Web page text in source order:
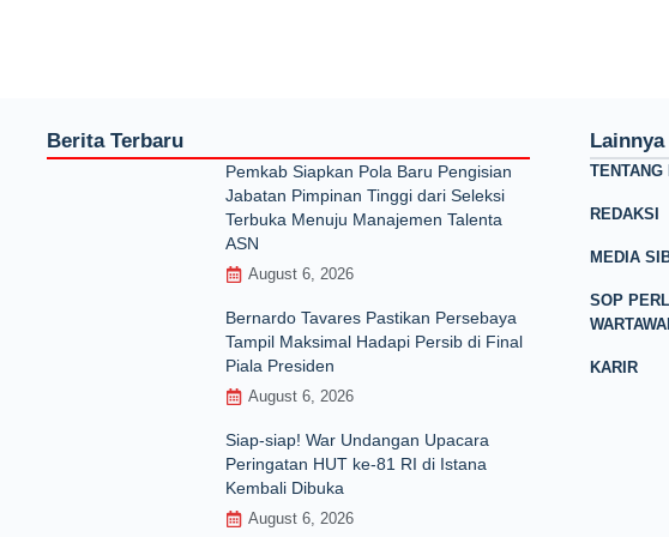
Berita Terbaru
Pemkab Siapkan Pola Baru Pengisian
Jabatan Pimpinan Tinggi dari Seleksi
Terbuka Menuju Manajemen Talenta
ASN
August 6, 2026
Bernardo Tavares Pastikan Persebaya
Tampil Maksimal Hadapi Persib di Final
Piala Presiden
August 6, 2026
Siap-siap! War Undangan Upacara
Peringatan HUT ke-81 RI di Istana
Kembali Dibuka
August 6, 2026
Lainnya
TENTANG
REDAKSI
MEDIA
SOP
KARIR